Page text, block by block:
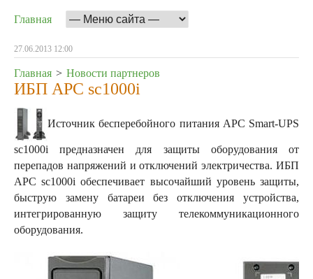
Главная
27.06.2013 12:00
Главная > Новости партнеров
ИБП АРС sc1000i
Источник бесперебойного питания APC Smart-UPS
sc1000i предназначен для защиты оборудования от
перепадов напряжений и отключений электричества. ИБП
APC sc1000i обеспечивает высочайший уровень защиты,
быструю замену батареи без отключения устройства,
интегрированную защиту телекоммуникационного
оборудования.